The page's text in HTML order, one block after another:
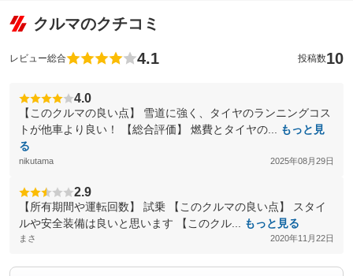
クルマのクチコミ
レビュー総合 4.1 投稿数10
4.0
【このクルマの良い点】 雪道に強く、タイヤのランニングコス
トが他車より良い！ 【総合評価】 燃費とタイヤの...
もっと見
る
nikutama 2025年08月29日
2.9
【所有期間や運転回数】 試乗 【このクルマの良い点】 スタイ
ルや安全装備は良いと思います 【このクル...
もっと見る
まさ 2020年11月22日